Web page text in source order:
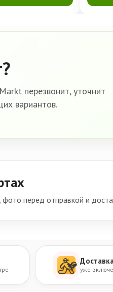
перезвонит, уточнит
вариантов.
перед отправкой и
уже